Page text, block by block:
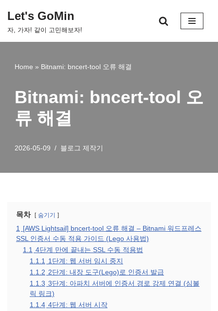
콘
Let's GoMin
자, 가자! 같이 고민해보자!
Home » Bitnami: bncert-tool 오류 해결
Bitnami: bncert-tool 오
류 해결
2026-05-09 블로그 제작기
목차 숨기기
1 [AWS Lightsail] bncert-tool 오류 해결 – Bitnami 워드프레스
SSL 인증서 수동 적용 가이드 (Lego 사용법)
1.1 4단계 만에 끝내는 SSL 수동 적용법
1.1.1 1단계: 웹 서버 임시 중지
1.1.2 2단계: 내장 도구(Lego)로 인증서 발급
1.1.3 3단계: 아파치 서버에 인증서 경로 강제 연결 (심볼
릭 링크)
1.1.4 4단계: 웹 서버 시작